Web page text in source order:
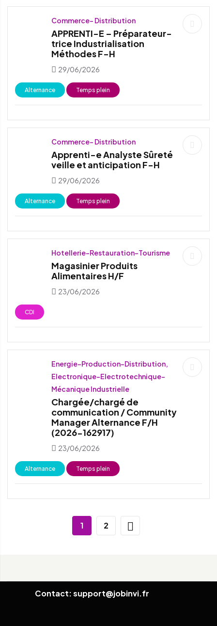
Commerce- Distribution
APPRENTI-E – Préparateur-
trice Industrialisation
Méthodes F-H
29/06/2026
Alternance Temps plein
Commerce- Distribution
Apprenti-e Analyste Sûreté
veille et anticipation F-H
29/06/2026
Alternance Temps plein
Hotellerie-Restauration-Tourisme
Magasinier Produits
Alimentaires H/F
23/06/2026
CDI
Energie-Production-Distribution,
Electronique-Electrotechnique-
Mécanique Industrielle
Chargée/chargé de
communication / Community
Manager Alternance F/H
(2026-162917)
23/06/2026
Alternance Temps plein
1 2
Contact: support@jobinvi.fr